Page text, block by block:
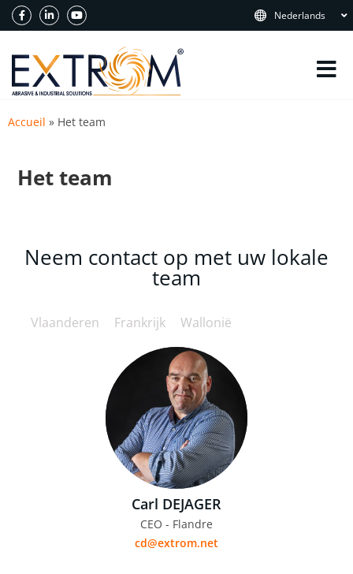
Nederlands
Accueil » Het team
Het team
Neem contact op met uw lokale
team
Vlaanderen Frankrijk Wallonië
Carl DEJAGER
CEO - Flandre
cd@extrom.net